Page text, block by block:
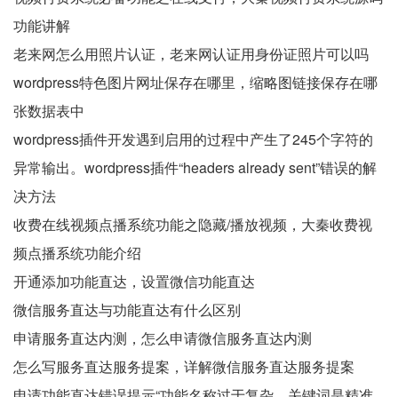
功能讲解
老来网怎么用照片认证，老来网认证用身份证照片可以吗
wordpress特色图片网址保存在哪里，缩略图链接保存在哪
张数据表中
wordpress插件开发遇到启用的过程中产生了245个字符的
异常输出。wordpress插件“headers already sent”错误的解
决方法
收费在线视频点播系统功能之隐藏/播放视频，大秦收费视
频点播系统功能介绍
开通添加功能直达，设置微信功能直达
微信服务直达与功能直达有什么区别
申请服务直达内测，怎么申请微信服务直达内测
怎么写服务直达服务提案，详解微信服务直达服务提案